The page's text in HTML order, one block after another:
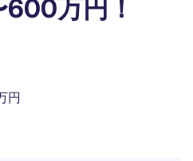
万円！
円